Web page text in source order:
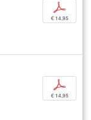
p
€ 14,95
p
€ 14,95